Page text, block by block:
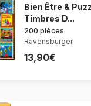
Bien Être &
Timbres D...
200 pièces
Ravensburger
13,90€